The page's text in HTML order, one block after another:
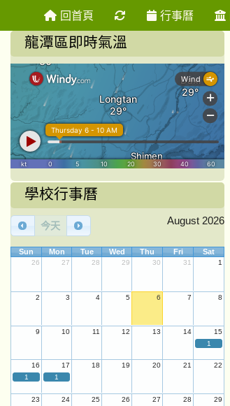
回首頁 重新取得佈景設定
行事曆
龍潭區即時氣溫
學校行事曆
今天 August 2026
Sun Mon Tue Wed Thu Fri Sat
26 27 28 29 30 31 1
2 3 4 5 6 7 8
9 10 11 12 13 14
15
1
16 17 18 19 20 21
22
1
1
23 24 25 26 27 28
29